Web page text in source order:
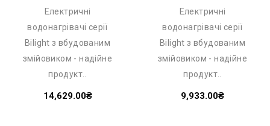
Електричні
водонагрівачі серії
Bilight з вбудованим
змійовиком - надійне
продукт..
14,629.00₴
Електричні
водонагрівачі серії
Bilight з вбудованим
змійовиком - надійне
продукт..
9,933.00₴